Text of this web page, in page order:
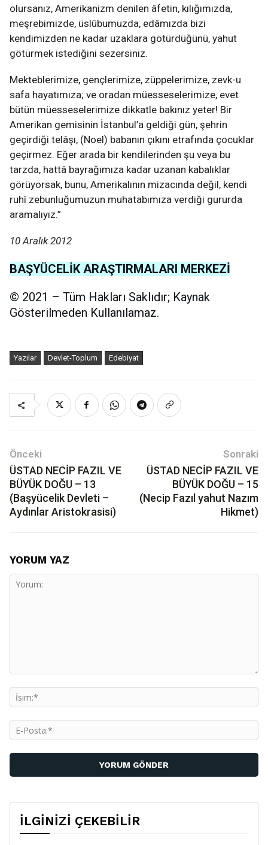
olursanız, Amerikanizm denilen âfetin, kılığımızda,
meşrebimizde, üslûbumuzda, edâmızda bizi
kendimizden ne kadar uzaklara götürdüğünü, yahut
götürmek istediğini sezersiniz.
Mekteblerimize, gençlerimize, züppelerimize, zevk-u
safa hayatımıza; ve oradan müesseselerimize, evet
bütün müesseselerimize dikkatle bakınız yeter! Bir
Amerikan gemisinin İstanbul’a geldiği gün, şehrin
geçirdiği telâşı, (Noel) babanın çıkını etrafında çocuklar
geçirmez. Eğer arada bir kendilerinden şu veya bu
tarzda, hattâ bayrağımıza kadar uzanan kabalıklar
görüyorsak, bunu, Amerikalının mizacında değil, kendi
ruhî zebunluğumuzun muhatabımıza verdiği gururda
aramalıyız.”
10 Aralık 2012
BAŞYÜCELİK ARAŞTIRMALARI MERKEZİ
© 2021 – Tüm Hakları Saklıdır; Kaynak
Gösterilmeden Kullanılamaz.
Yazılar Devlet-Toplum Edebiyat
Önceki
ÜSTAD NECİP FAZIL VE
BÜYÜK DOĞU – 13
(Başyücelik Devleti –
Aydınlar Aristokrasisi)
Sonraki
ÜSTAD NECİP FAZIL VE
BÜYÜK DOĞU – 15
(Necip Fazıl yahut Nazım
Hikmet)
YORUM YAZ
İLGİNİZİ ÇEKEBİLİR